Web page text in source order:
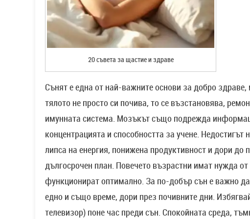
20 съвета за щастие и здраве
Сънят е една от най-важните основи за добро
тялото не просто си почива, то се възстановява,
имунната система. Мозъкът също подрежда
концентрацията и способността за учене.
липса на енергия, понижена продуктивност и дори
дългосрочен план. Повечето възрастни имат нужда
функционират оптимално. За по-добър сън е важно
едно и също време, дори през почивните дни.
телевизор) поне час преди сън. Спокойната среда,